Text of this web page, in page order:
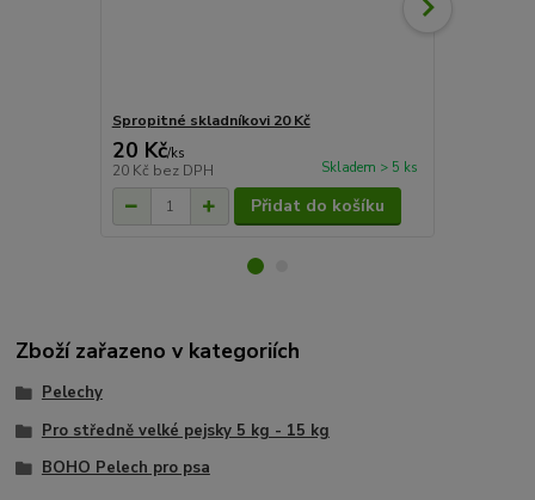
Spropitné skladníkovi 20 Kč
20 Kč/ks
20 Kč bez DPH Skladem > 5 ks
Přidat do košíku
Zboží zařazeno v kategoriích
Pelechy
Pro středně velké pejsky 5 kg - 15 kg
BOHO Pelech pro psa